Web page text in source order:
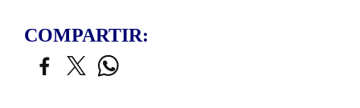
COMPARTIR: